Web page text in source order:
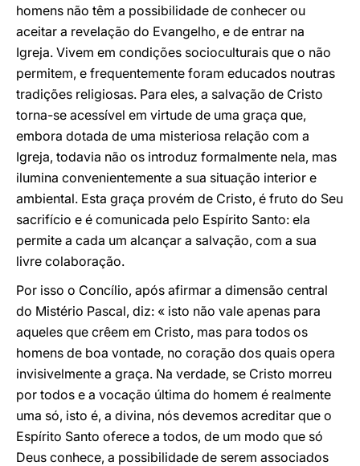
homens não têm a possibilidade de conhecer ou
aceitar a revelação do Evangelho, e de entrar na
Igreja. Vivem em condições socioculturais que o não
permitem, e frequentemente foram educados noutras
tradições religiosas. Para eles, a salvação de Cristo
torna-se acessível em virtude de uma graça que,
embora dotada de uma misteriosa relação com a
Igreja, todavia não os introduz formalmente nela, mas
ilumina convenientemente a sua situação interior e
ambiental. Esta graça provém de Cristo, é fruto do Seu
sacrifício e é comunicada pelo Espírito Santo: ela
permite a cada um alcançar a salvação, com a sua
livre colaboração.
Por isso o Concílio, após afirmar a dimensão central
do Mistério Pascal, diz: « isto não vale apenas para
aqueles que crêem em Cristo, mas para todos os
homens de boa vontade, no coração dos quais opera
invisivelmente a graça. Na verdade, se Cristo morreu
por todos e a vocação última do homem é realmente
uma só, isto é, a divina, nós devemos acreditar que o
Espírito Santo oferece a todos, de um modo que só
Deus conhece, a possibilidade de serem associados